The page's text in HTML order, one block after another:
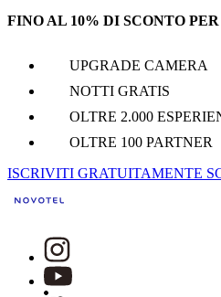
FINO AL 10% DI SCONTO
UPGRADE CAMERA
NOTTI GRATIS
OLTRE 2.000
OLTRE 100 PARTNER
ISCRIVITI GRATUITAMENTE